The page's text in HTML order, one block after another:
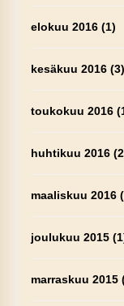
elokuu 2016(1)
kesäkuu 2016(3)
toukokuu 2016
huhtikuu 2016
maaliskuu 2016
joulukuu 2015
marraskuu 2015